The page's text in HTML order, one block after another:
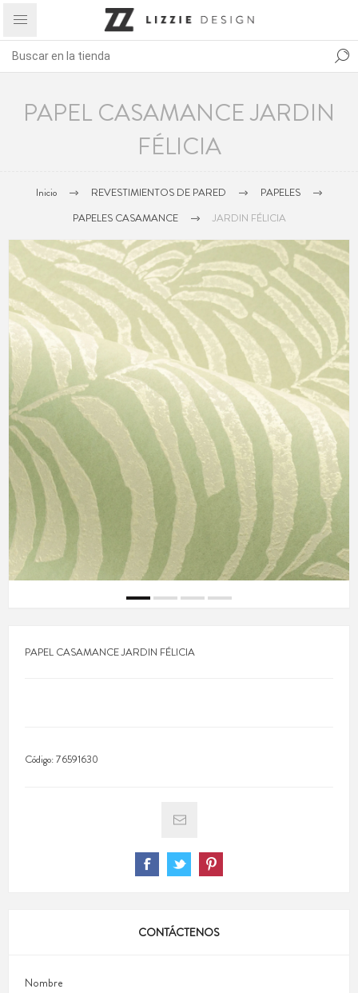
PAPEL CASAMANCE JARDIN
FÉLICIA
Inicio REVESTIMIENTOS DE PARED
PAPELES
PAPELES CASAMANCE
JARDIN FÉLICIA
PAPEL CASAMANCE JARDIN FÉLICIA
Código:76591630
CONTÁCTENOS
Nombre